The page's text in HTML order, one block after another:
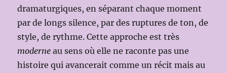
dramaturgiques, en séparant chaque moment
par de longs silence, par des ruptures de ton, de
style, de rythme. Cette approche est très
moderne au sens où elle ne raconte pas une
histoire qui avancerait comme un récit mais au